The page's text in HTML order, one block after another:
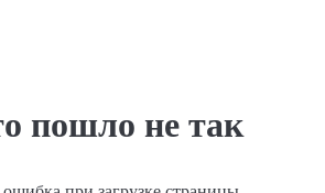
пошло не так